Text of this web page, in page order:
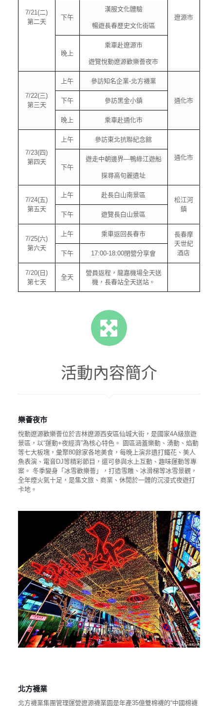
7/21(二)
第二天
遼源市
下午
漢服文化體驗
暢遊長春歷史文化街區
晚上
乘車赴遼源市
遊覽悅動遼源歡樂薈夜市
7/22(三)
第三天
上午 參訪知名企業-北方襪業
通化市
下午 參訪黑金小鎮
晚上 乘車赴通化市
7/23(四)
第四天
上午 參訪東北抗聯紀念館
通化市
下午
遊走中朝邊界—鴨綠江遊船
探尋高句麗遺址
7/24(五)
第五天
上午 赴長白山南景區
松江河
鎮
下午 遊覽長白山景區
7/25(六)
第六天
上午 乘車返回長春市
長春摩
天世紀
酒店
下午 17:00-18:00閉營分享會
7/20(日)
第七天
全天
營員返程，龍嘉機場全天送
機，長春站全天送站。
活動內容簡介
樂薈夜市
悅動遼源歡樂薈位於吉林遼源西安區仙城大街，是國家4A級旅遊
景區，以“運動+夜經濟”為核心特色。 園區涵蓋樂動、湧動、焰動
等七大板塊，彙聚80餘家各地美食，每晚上演非遺打鐵花、美人
魚表演、電音DJ等精彩節目，還可參與水上互動、趣味運動等專
案。 冬季變身「冰雪歡樂薈」，打造雪雕、冰滑梯等冰雪景觀，
全年煙火氣十足，是集文旅、商業、休閒於一體的沉浸式夜遊打
卡地。
北方襪業
北方襪業集團管理運營遼源襪業園是年產35億雙棉襪的“中國棉襪